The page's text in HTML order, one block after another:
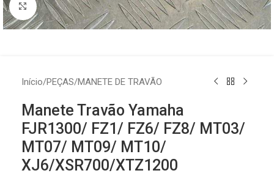
Click to enlarge
Início/PEÇAS/MANETE DE TRAVÃO
Manete Travão Yamaha
FJR1300/ FZ1/ FZ6/ FZ8/ MT03/
MT07/ MT09/ MT10/
XJ6/XSR700/XTZ1200